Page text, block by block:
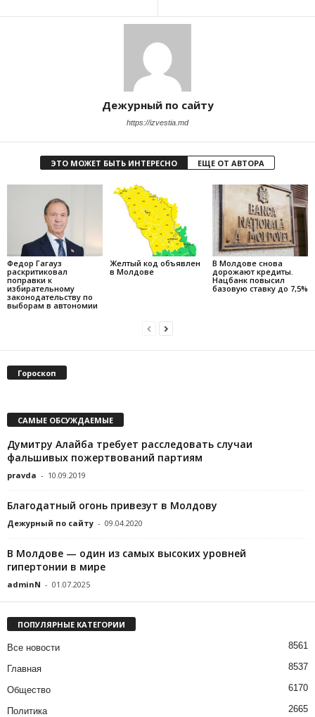
Дежурный по сайту
https://izvestia.md
ЭТО МОЖЕТ БЫТЬ ИНТЕРЕСНО ЕЩЕ ОТ АВТОРА
Федор Гагауз
раскритиковал
поправки к
избирательному
законодательству по
выборам в автономии
Желтый код объявлен
в Молдове
В Молдове снова
дорожают кредиты.
Нацбанк повысил
базовую ставку до 7,5%
Гороскоп
САМЫЕ ОБСУЖДАЕМЫЕ
Думитру Алайба требует расследовать случаи
фальшивых пожертвований партиям
pravda - 10.09.2019
Благодатный огонь привезут в Молдову
Дежурный по сайту - 09.04.2020
В Молдове — один из самых высоких уровней
гипертонии в мире
adminN - 01.07.2025
ПОПУЛЯРНЫЕ КАТЕГОРИИ
Все новости 8561
Главная 8537
Общество 6170
Политика 2665